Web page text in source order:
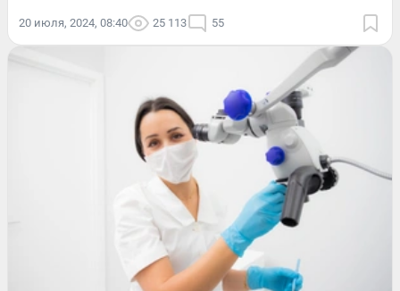
20 июля, 2024, 08:40 25 113 55